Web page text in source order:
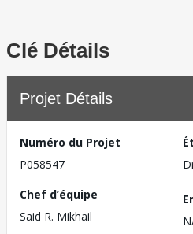
Clé Détails
Projet Détails
Numéro du Projet
P058547
Chef d’équipe
Said R. Mikhail